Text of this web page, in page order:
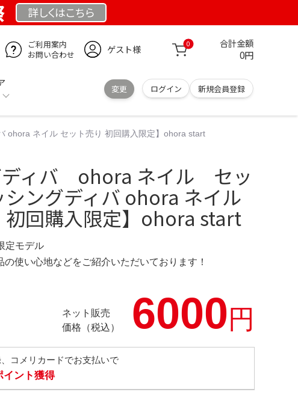
詳しくはこちら
ご利用案内
お問い合わせ
ゲスト様 0 合計金額
0円
変更 ログイン 新規会員登録
ネイル セット売り 初回購入限定】ohora start
ディバ ohora ネイル セッ
シングディバ ohora ネイル
初回購入限定】ohora start
定モデル
の使い心地などをご紹介いただいております！
ネット販売
価格（税込）
6000円
コメリカードでお支払いで
イント獲得